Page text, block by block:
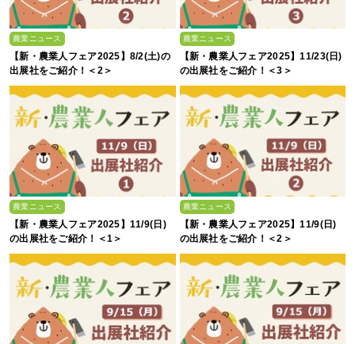
農業ニュース
【新・農業人フェア2025】8/2(土)の
出展社をご紹介！＜2＞
農業ニュース
【新・農業人フェア2025】11/23(日)
の出展社をご紹介！＜3＞
農業ニュース
【新・農業人フェア2025】11/9(日)
の出展社をご紹介！＜1＞
農業ニュース
【新・農業人フェア2025】11/9(日)
の出展社をご紹介！＜2＞